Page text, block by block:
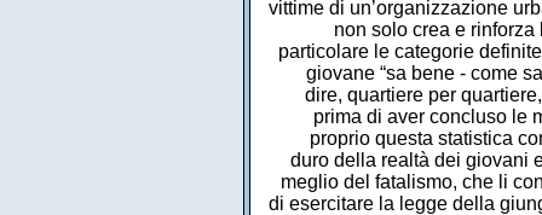
vittime di un’organizzazione
non solo crea e
particolare le categorie
giovane “sa bene - come
dire, quartiere per
prima di aver concluso le
proprio questa statistica
duro della realtà dei giovani
meglio del fatalismo, che li
di esercitare la legge della